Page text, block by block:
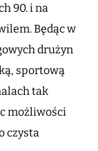
90. i na
Będąc w
drużyn
sportową
tak
możliwości
czysta